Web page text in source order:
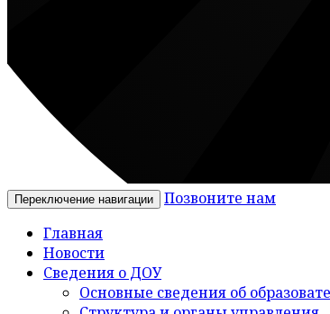
Переключение навигации
Позвоните нам
Главная
Новости
Сведения о ДОУ
Основные сведения об